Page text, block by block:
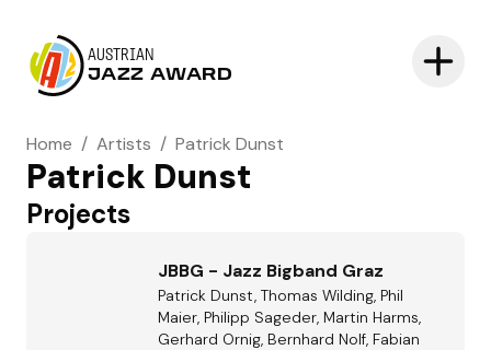
AUSTRIAN
JAZZ AWARD
Home / Artists / Patrick Dunst
Patrick Dunst
Projects
JBBG - Jazz Bigband Graz
Patrick Dunst, Thomas Wilding, Phil
Maier, Philipp Sageder, Martin Harms,
Gerhard Ornig, Bernhard Nolf, Fabian